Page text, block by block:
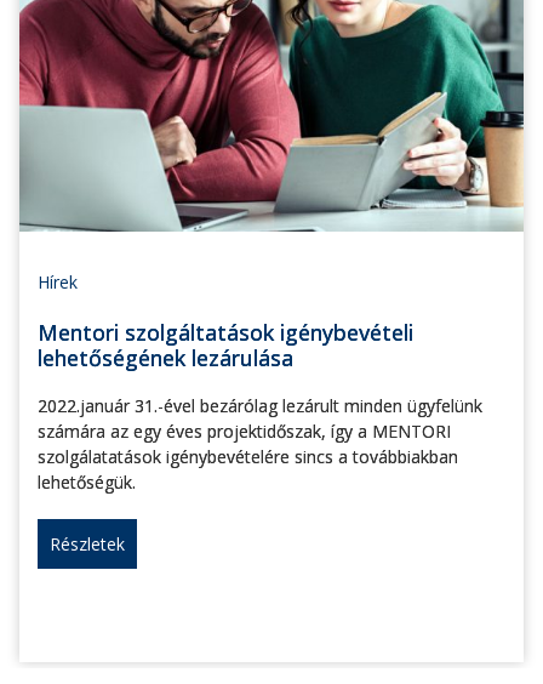
Hírek
Mentori szolgáltatások igénybevételi
lehetőségének lezárulása
2022.január 31.-ével bezárólag lezárult minden ügyfelünk
számára az egy éves projektidőszak, így a MENTORI
szolgálatatások igénybevételére sincs a továbbiakban
lehetőségük.
Részletek